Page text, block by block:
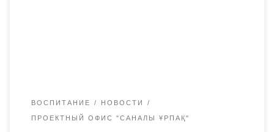
ВОСПИТАНИЕ НОВОСТИ
ПРОЕКТНЫЙ ОФИС "САНАЛЫ ҰРПАҚ"